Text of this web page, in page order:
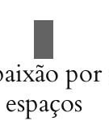
por
espaços